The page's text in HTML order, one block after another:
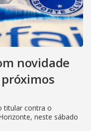
novidade
titular contra o
neste sábado